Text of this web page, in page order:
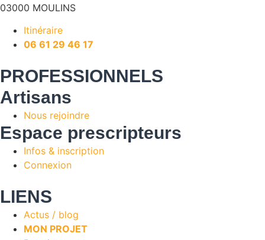
03000 MOULINS
Itinéraire
06 61 29 46 17
PROFESSIONNELS
Artisans
Nous rejoindre
Espace prescripteurs
Infos & inscription
Connexion
LIENS
Actus / blog
MON PROJET